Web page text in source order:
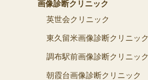
画像診断クリニック
英世会クリニック
東久留米画像診断クリニック
調布駅前画像診断クリニック
朝霞台画像診断クリニック